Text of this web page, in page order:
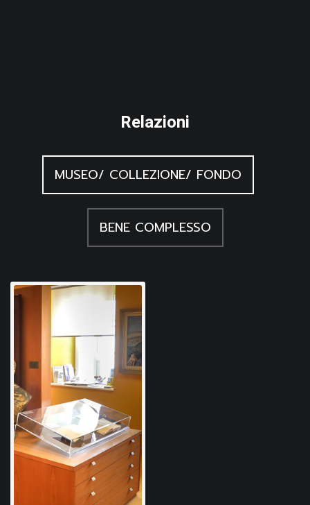
Relazioni
MUSEO/ COLLEZIONE/ FONDO
BENE COMPLESSO